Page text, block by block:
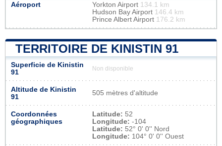
Aéroport Yorkton Airport 134.1 km
Hudson Bay Airport 146.4 km
Prince Albert Airport 176.2 km
TERRITOIRE DE KINISTIN 91
Superficie de Kinistin
91
Non disponible
Altitude de Kinistin
91
505 mètres d'altitude
Coordonnées
géographiques
Latitude: 52
Longitude: -104
Latitude: 52° 0' 0'' Nord
Longitude: 104° 0' 0'' Ouest